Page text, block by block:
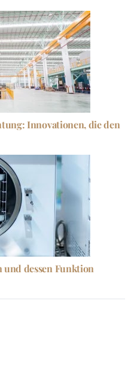
Innovationen, die den
und dessen Funktion